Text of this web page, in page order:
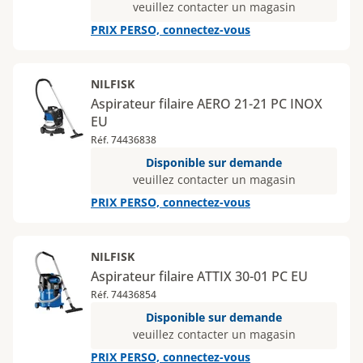
veuillez contacter un magasin
PRIX PERSO, connectez-vous
NILFISK
Aspirateur filaire AERO 21-21 PC INOX
EU
Réf. 74436838
Disponible sur demande
veuillez contacter un magasin
PRIX PERSO, connectez-vous
NILFISK
Aspirateur filaire ATTIX 30-01 PC EU
Réf. 74436854
Disponible sur demande
veuillez contacter un magasin
PRIX PERSO, connectez-vous